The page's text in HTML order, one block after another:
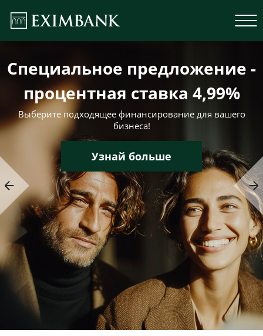
Кредиты для Малого
Бизнеса
Кредиты для бизнеса
Специальное предложение -
процентная ставка 4,99%
Выберите подходящее финансирование для вашего
бизнеса!
Узнай больше